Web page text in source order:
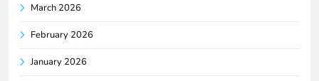
March 2026
February 2026
January 2026